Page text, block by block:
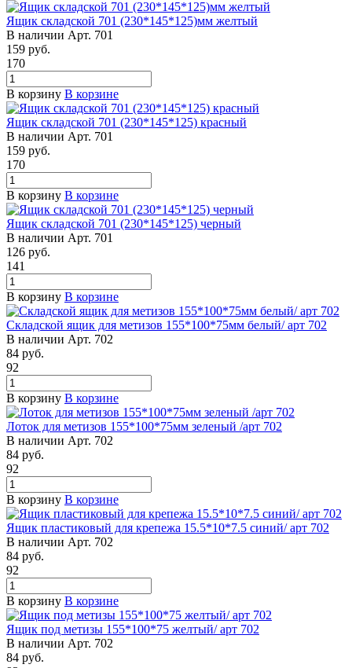
Ящик складской 701 (230*145*125)мм желтый
В наличии Арт. 701
159 руб.
170
В корзину В корзине
Ящик складской 701 (230*145*125) красный
В наличии Арт. 701
159 руб.
170
В корзину В корзине
Ящик складской 701 (230*145*125) черный
В наличии Арт. 701
126 руб.
141
В корзину В корзине
Складской ящик для метизов 155*100*75мм белый/ арт 702
В наличии Арт. 702
84 руб.
92
В корзину В корзине
Лоток для метизов 155*100*75мм зеленый /арт 702
В наличии Арт. 702
84 руб.
92
В корзину В корзине
Ящик пластиковый для крепежа 15.5*10*7.5 синий/ арт 702
В наличии Арт. 702
84 руб.
92
В корзину В корзине
Ящик под метизы 155*100*75 желтый/ арт 702
В наличии Арт. 702
84 руб.